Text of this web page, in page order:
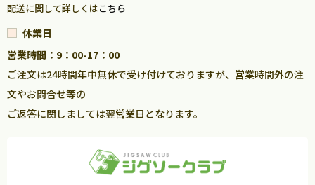
配送に関して詳しくはこちら
休業日
営業時間：9：00-17：00
ご注文は24時間年中無休で受け付けておりますが、営業時間外の注
文やお問合せ等の
ご返答に関しましては翌営業日となります。